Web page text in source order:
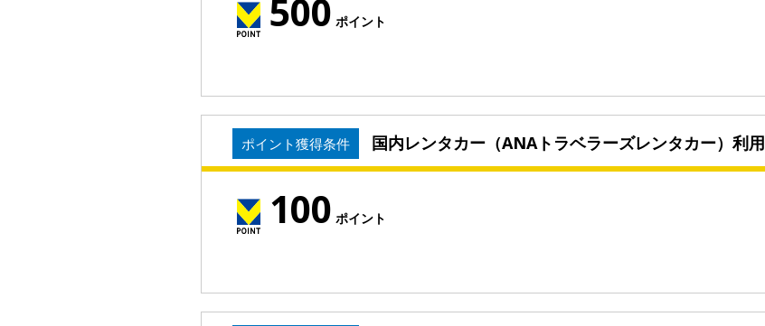
500 ポイント
ポイント獲得条件 国内レンタカー（ANAトラベラーズレンタカー）利用
100 ポイント